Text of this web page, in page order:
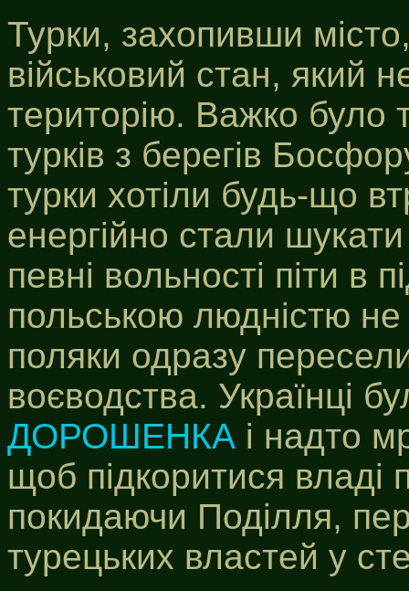
Турки, захопивши
військовий стан, який
територію. Важко було
турків з берегів
турки хотіли будь-що
енергійно стали
певні вольності піти в
польською людністю не
поляки одразу
воєводства. Українці
ДОРОШЕНКА і надто
щоб підкоритися
покидаючи Поділля,
турецьких властей у